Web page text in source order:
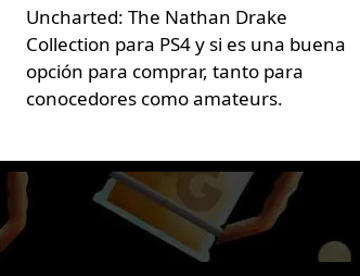
Uncharted: The Nathan Drake
Collection para PS4 y si es una buena
opción para comprar, tanto para
conocedores como amateurs.